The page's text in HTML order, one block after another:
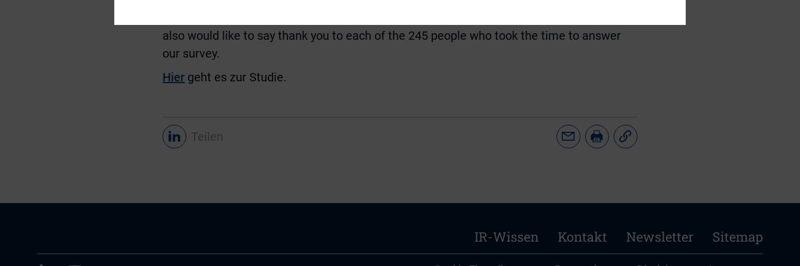
also would like to say thank you to each of the 245 people who took the time to answer
our survey.
Hier geht es zur Studie.
Teilen
IR-Wissen Kontakt Newsletter Sitemap